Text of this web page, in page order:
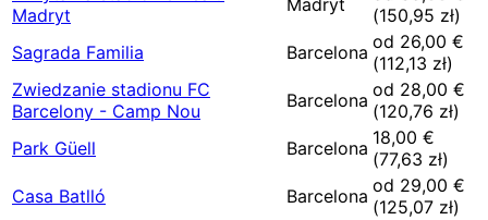
Madryt
Madryt
(150,95 zł)
Sagrada Familia
Barcelona od 26,00 €
(112,13 zł)
Zwiedzanie stadionu FC
Barcelony - Camp Nou
Barcelona od 28,00 €
(120,76 zł)
Park Güell
Barcelona 18,00 €
(77,63 zł)
Casa Batlló
Barcelona od 29,00 €
(125,07 zł)